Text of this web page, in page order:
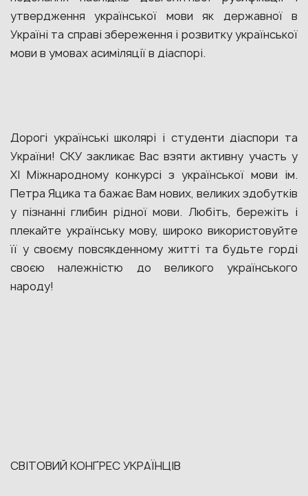
утвердження української мови як державної в
Україні та справі збереження і розвитку української
мови в умовах асиміляції в діаспорі.
Дорогі українські школярі і студенти діаспори та
України! СКУ закликає Вас взяти активну участь у
XI Міжнародному конкурсі з української мови ім.
Петра Яцика та бажає Вам нових, великих здобутків
у пізнанні глибин рідної мови. Любіть, бережіть і
плекайте українську мову, широко використовуйте
її у своєму повсякденному житті та будьте горді
своєю належністю до великого українського
народу!
СВІТОВИЙ КОНҐРЕС УКРАЇНЦІВ